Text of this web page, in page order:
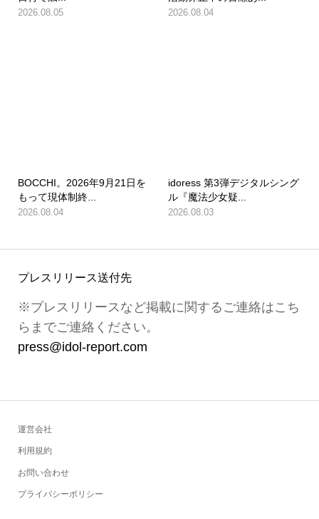
2026.08.05 2026.08.04
BOCCHI。2026年9月21日を
もって現体制終...
2026.08.04
idoress 第3弾デジタルシング
ル『魔法少女疑...
2026.08.03
プレスリリース送付先
※プレスリリースなど掲載に関するご連絡はこち
らまでご連絡ください。
press@idol-report.com
運営会社
利用規約
お問い合わせ
プライバシーポリシー